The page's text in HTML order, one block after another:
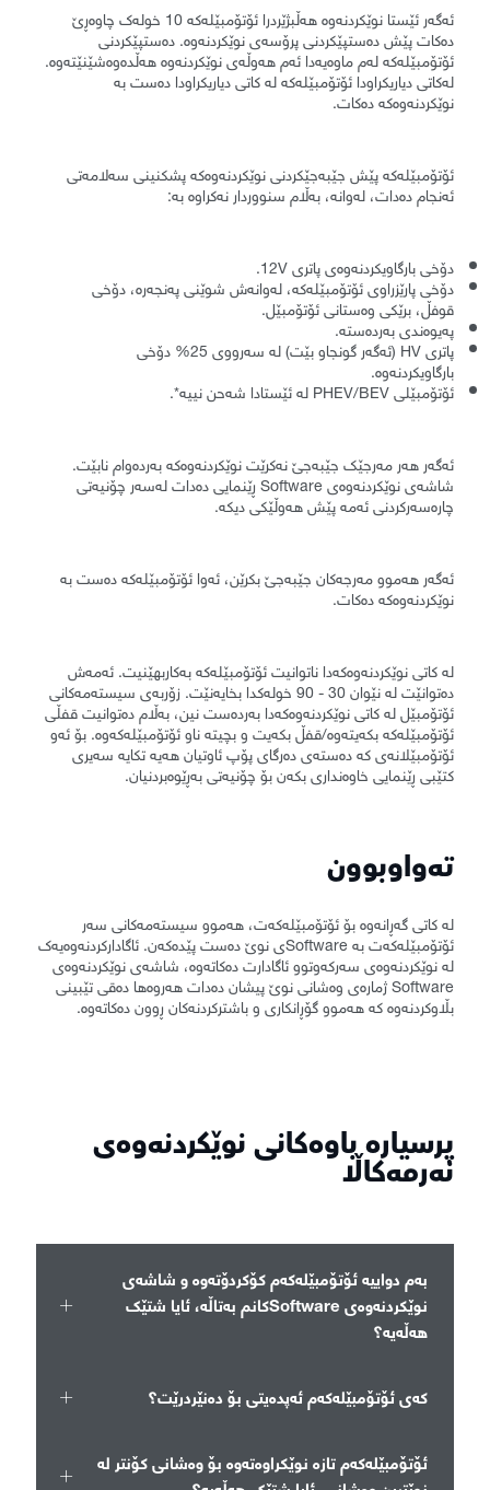
ئەگەر ئێستا نوێکردنەوە هەڵبژێردرا ئۆتۆمبێلەکە 10 خولەک چاوەڕێ
دەکات پێش دەستپێکردنی پرۆسەی نوێکردنەوە. دەستپێکردنی
ئۆتۆمبێلەکە لەم ماوەیەدا ئەم هەوڵەی نوێکردنەوە هەڵدەوەشێنێتەوە.
لەکاتی دیاریکراودا ئۆتۆمبێلەکە لە کاتی دیاریکراودا دەست بە
نوێکردنەوەکە دەکات.
ئۆتۆمبێلەکە پێش جێبەجێکردنی نوێکردنەوەکە پشکنینی سەلامەتی
ئەنجام دەدات، لەوانە، بەڵام سنووردار نەکراوە بە:
دۆخی بارگاویکردنەوەی پاتری 12V.
دۆخی پارێزراوی ئۆتۆمبێلەکە، لەوانەش شوێنی پەنجەرە، دۆخی
قوفڵ، برێکی وەستانی ئۆتۆمبێل.
پەیوەندی بەردەستە.
پاتری HV (ئەگەر گونجاو بێت) لە سەرووی 25% دۆخی
بارگاویکردنەوە.
ئۆتۆمبێلی PHEV/BEV لە ئێستادا شەحن نییە*.
ئەگەر هەر مەرجێک جێبەجێ نەکرێت نوێکردنەوەکە بەردەوام نابێت.
شاشەی نوێکردنەوەی Software ڕێنمایی دەدات لەسەر چۆنیەتی
چارەسەرکردنی ئەمە پێش هەوڵێکی دیکە.
ئەگەر هەموو مەرجەکان جێبەجێ بکرێن، ئەوا ئۆتۆمبێلەکە دەست بە
نوێکردنەوەکە دەکات.
لە کاتی نوێکردنەوەکەدا ناتوانیت ئۆتۆمبێلەکە بەکاربهێنیت. ئەمەش
دەتوانێت لە نێوان 30 - 90 خولەکدا بخایەنێت. زۆربەی سیستەمەکانی
ئۆتۆمبێل لە کاتی نوێکردنەوەکەدا بەردەست نین، بەڵام دەتوانیت قفڵی
ئۆتۆمبێلەکە بکەیتەوە/قفڵ بکەیت و بچیتە ناو ئۆتۆمبێلەکەوە. بۆ ئەو
ئۆتۆمبێلانەی کە دەستەی دەرگای پۆپ ئاوتیان هەیە تکایە سەیری
کتێبی ڕێنمایی خاوەنداری بکەن بۆ چۆنیەتی بەڕێوەبردنیان.
تەواوبوون
لە کاتی گەڕانەوە بۆ ئۆتۆمبێلەکەت، هەموو سیستەمەکانی سەر
ئۆتۆمبێلەکەت بە Softwareی نوێ دەست پێدەکەن. ئاگادارکردنەوەیەک
لە نوێکردنەوەی سەرکەوتوو ئاگادارت دەکاتەوە، شاشەی نوێکردنەوەی
Software ژمارەی وەشانی نوێ پیشان دەدات هەروەها دەقی تێبینی
بڵاوکردنەوە کە هەموو گۆڕانکاری و باشترکردنەکان ڕوون دەکاتەوە.
پرسیارە باوەکانی نوێکردنەوەی
نەرمەکاڵا
بەم دواییە ئۆتۆمبێلەکەم کۆکردۆتەوە و شاشەی
نوێکردنەوەی Softwareکانم بەتاڵە، ئایا شتێک
هەڵەیە؟
کەی ئۆتۆمبێلەکەم ئەپدەیتی بۆ دەنێردرێت؟
ئۆتۆمبێلەکەم تازە نوێکراوەتەوە بۆ وەشانی کۆنتر لە